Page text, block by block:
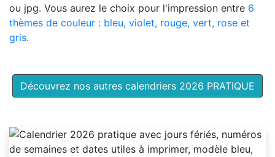
ou jpg. Vous aurez le choix pour l'impression entre 6
thèmes de couleur : bleu, violet, rouge, vert, rose et
gris.
Découvrez nos autres calendriers 2026 PRATIQUE